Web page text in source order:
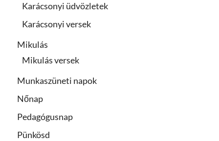
Karácsonyi üdvözletek
Karácsonyi versek
Mikulás
Mikulás versek
Munkaszüneti napok
Nőnap
Pedagógusnap
Pünkösd